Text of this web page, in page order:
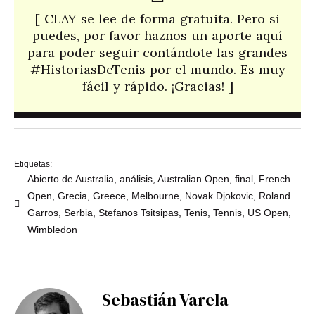
[ CLAY se lee de forma gratuita. Pero si
puedes, por favor haznos un aporte aquí
para poder seguir contándote las grandes
#HistoriasDeTenis por el mundo. Es muy
fácil y rápido. ¡Gracias! ]​
Etiquetas:
Abierto de Australia análisis Australian Open final French
Open Grecia Greece Melbourne Novak Djokovic Roland
Garros Serbia Stefanos Tsitsipas Tenis Tennis US Open
Wimbledon
Sebastián Varela